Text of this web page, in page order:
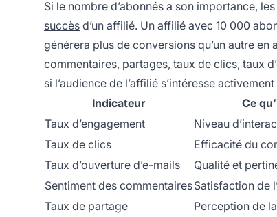
Si le nombre d’abonnés a son importance,
succès d’un affilié. Un affilié avec 10 000
générera plus de conversions qu’un autre
commentaires, partages, taux de clics, taux
si l’audience de l’affilié s’intéresse
Indicateur
Ce
Taux d’engagement
Niveau
Taux de clics
Efficacité du
Taux d’ouverture d’e-mails
Qualité et
Sentiment des commentairesSatisfaction de
Taux de partage
Perception de